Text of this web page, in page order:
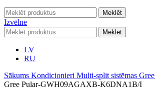
Meklēt
Izvēlne
Meklēt
LV
RU
Sākums Kondicionieri Multi-split sistēmas Gree
Gree Pular-GWH09AGAXB-K6DNA1B/I